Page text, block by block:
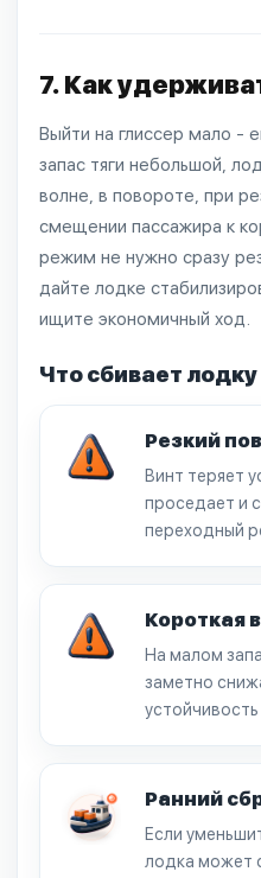
7. Как
Выйти на глиссер мало -
запас тяги небольшой,
волне, в повороте, при
смещении пассажира к
режим не нужно сразу
дайте лодке
ищите экономичный ход.
Что сбивает
Резкий
Винт теряет
проседает и
переходный
Короткая
На малом
заметно
устойчивость
Ранний
Если
лодка может